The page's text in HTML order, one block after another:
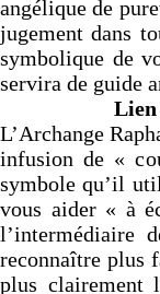
angélique de
jugement dans
symbolique de
servira de guide
Lien
L’Archange
infusion de «
symbole qu’il
vous aider « à
l’intermédiaire
reconnaître plus
plus clairement